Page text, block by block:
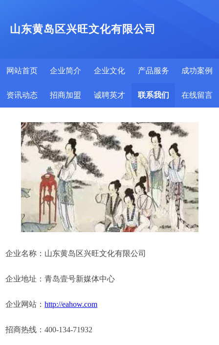
山东黄岛区兴旺文化有限公司
网站首页 企业简介 企业文化 产品服务 成功案例
资讯动态 招商加盟 诚聘英才 联系我们 在线留言
企业名称：山东黄岛区兴旺文化有限公司
企业地址：青岛壹号新媒体中心
企业网站：http://eahow.com
招商热线：400-134-71932